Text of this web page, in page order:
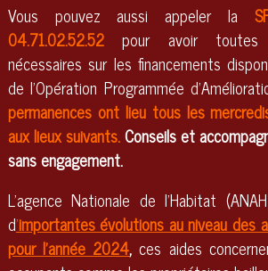
Vous pouvez aussi appeler la
04.71.02.52.52pour avoir toutes
nécessaires sur les financements
de l’Opération Programmée
permanences ont lieu tous les
aux lieux suivants.Conseils et
sans engagement.
L'agence Nationale de l'Habitat
d'importantes évolutions au niveau des
pour l'année 2024,ces aides